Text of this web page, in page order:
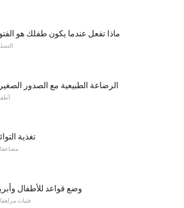
ماذا تفعل عندما يكون طفلك هو
الرضاعة الطبيعية مع الصدور
تغذية
وضع قواعد للأطفال
فتيات